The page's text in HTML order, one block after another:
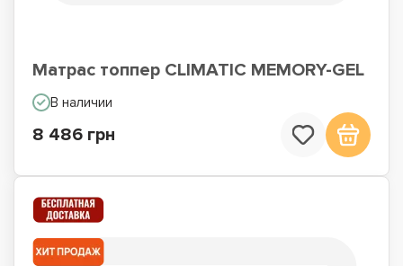
Матрас топпер CLIMATIC MEMORY-GEL
В наличии
8 486 грн